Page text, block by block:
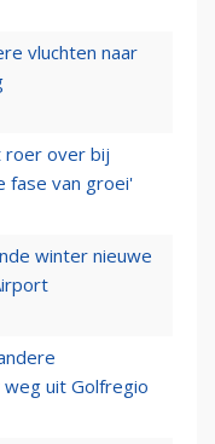
vluchten naar
roer over bij
fase van groei'
winter nieuwe
uit Golfregio